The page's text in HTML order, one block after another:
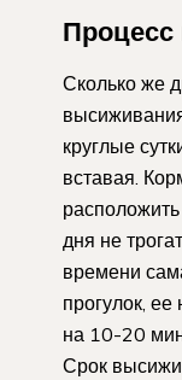
Сколько же
круглые
вставая.
дня не
времени
прогулок,
на 10-20
Срок